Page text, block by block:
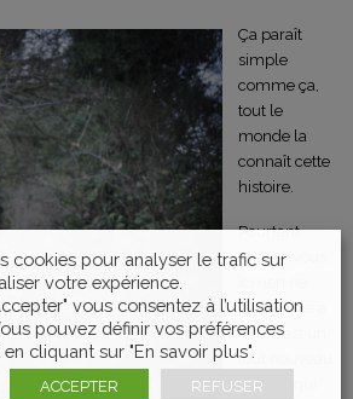
Ça paraît
simple
comme ça,
tout le
monde la
connaît cette
histoire.
Pourtant,
méfiez-vous,
ressemble à
rien, c’est un
tout nouveau
monde qui
cookies pour analyser le trafic sur
votre expérience.
vous consentez à l’utilisation
pouvez définir vos préférences
cliquant sur "En savoir plus".
ACCEPTER REFUSER